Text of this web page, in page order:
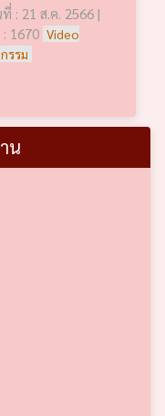
: 21 ส.ค. 2566 |
: 1670 Video
รรม
น